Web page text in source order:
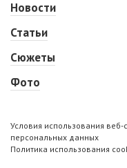
Новости
Статьи
Сюжеты
Фото
Условия использования
персональных данных
Политика использования